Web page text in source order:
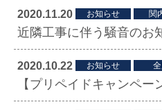
2020.11.20 お知らせ 関
近隣工事に伴う騒音のお
2020.10.22 お知らせ